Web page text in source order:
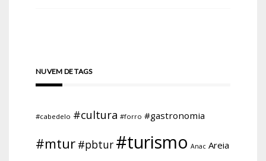
NUVEM DE TAGS
#cabedelo #cultura #forro #gastronomia
#mtur #pbtur #turismo Anac Areia